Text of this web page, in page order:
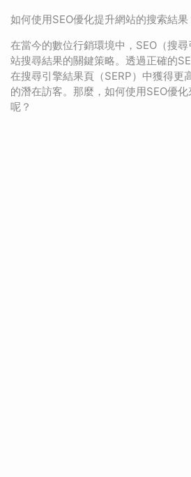
如何使用SEO優化提升網站的搜索結
在當今的數位行銷環境中，SEO（搜
站搜尋結果的關鍵策略。透過正確的
在搜尋引擎結果頁（SERP）中獲得更
的潛在訪客。那麼，如何使用SEO優
呢？